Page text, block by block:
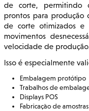
de corte, permitindo
prontos para produção
de corte otimizados e
movimentos
velocidade de
Isso é especialmente
Embalagem protótipo
Trabalhos de
Displays POS
Fabricação de